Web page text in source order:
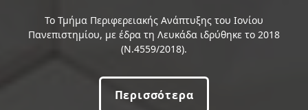
Το Τμήμα Περιφερειακής Ανάπτυξης του Ιονίου
Πανεπιστημίου, με έδρα τη Λευκάδα ιδρύθηκε το 2018
(Ν.4559/2018).
Περισσότερα